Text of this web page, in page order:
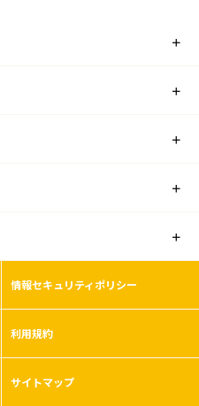
情報セキュリティポリシー
利用規約
サイトマップ